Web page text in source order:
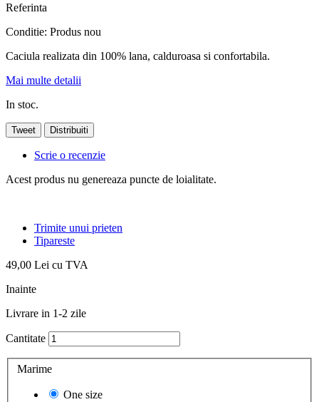
Referinta
Conditie: Produs nou
Caciula realizata din 100% lana, calduroasa si confortabila.
Mai multe detalii
In stoc.
Tweet Distribuiti
Scrie o recenzie
Acest produs nu genereaza puncte de loialitate.
Trimite unui prieten
Tipareste
49,00 Lei cu TVA
Inainte
Livrare in 1-2 zile
Cantitate
Marime
One size